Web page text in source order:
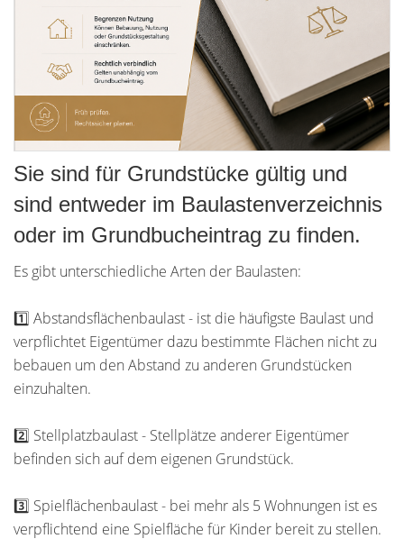
Sie sind für Grundstücke gültig und
sind entweder im Baulastenverzeichnis
oder im Grundbucheintrag zu finden.
Es gibt unterschiedliche Arten der Baulasten:
1️⃣ Abstandsflächenbaulast - ist die häufigste Baulast und
verpflichtet Eigentümer dazu bestimmte Flächen nicht zu
bebauen um den Abstand zu anderen Grundstücken
einzuhalten.
2️⃣ Stellplatzbaulast - Stellplätze anderer Eigentümer
befinden sich auf dem eigenen Grundstück.
3️⃣ Spielflächenbaulast - bei mehr als 5 Wohnungen ist es
verpflichtend eine Spielfläche für Kinder bereit zu stellen.